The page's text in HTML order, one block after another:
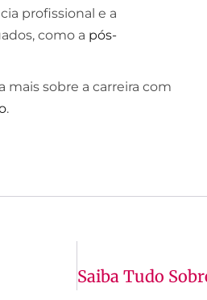
profissional e a
como a pós-
mais sobre a carreira com
.